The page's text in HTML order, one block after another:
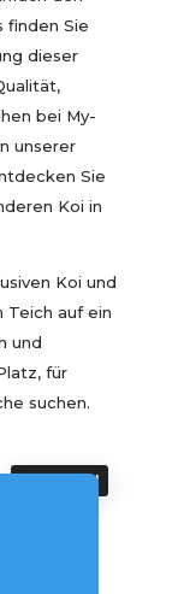
finden Sie
dieser
bei My-
unserer
Sie
Koi in
Koi und
Teich auf ein
und
für
suchen.
ANGEBOT!